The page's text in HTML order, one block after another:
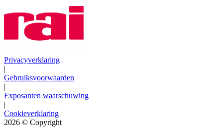
Privacyverklaring
|
Gebruiksvoorwaarden
|
Exposanten waarschuwing
|
Cookieverklaring
2026 © Copyright